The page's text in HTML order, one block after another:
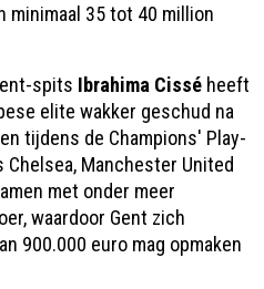
minimaal 35 tot 40 million
spits Ibrahima Cissé heeft
elite wakker geschud na
tijdens de Champions' Play-
Manchester United
met onder meer
waardoor Gent zich
900.000 euro mag opmaken